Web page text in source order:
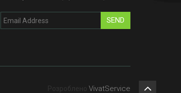
SEND
Розроблено VivatService